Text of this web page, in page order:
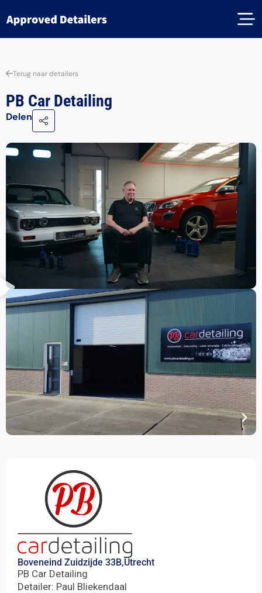
Terug naar detailers
PB Car Detailing
Delen
Boveneind Zuidzijde 33B,Utrecht
PB Car Detailing
Detailer: Paul Bliekendaal